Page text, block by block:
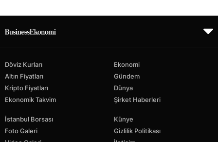
Döviz Kurları
Altın Fiyatları
Kripto Fiyatları
Ekonomik Takvim
Ekonomi
Gündem
Dünya
Şirket Haberleri
İstanbul Borsası
Foto Galeri
Künye
Gizlilik Politikası